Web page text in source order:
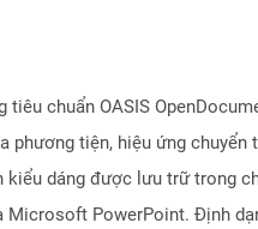
chuẩn OASIS
phương tiện, hiệu ứng chuyển
dáng được lưu trữ trong
PowerPoint. Định